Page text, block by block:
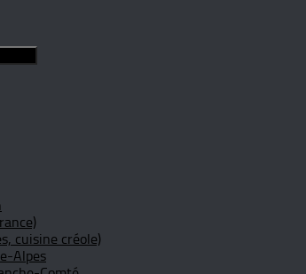
cuisine créole)
Alpes